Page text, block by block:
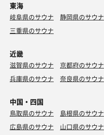
東海
岐阜県のサウナ 静岡県のサウナ
三重県のサウナ
近畿
滋賀県のサウナ 京都府のサウナ
兵庫県のサウナ
奈良県のサウナ
中国・四国
鳥取県のサウナ 島根県のサウナ
広島県のサウナ
山口県のサウナ